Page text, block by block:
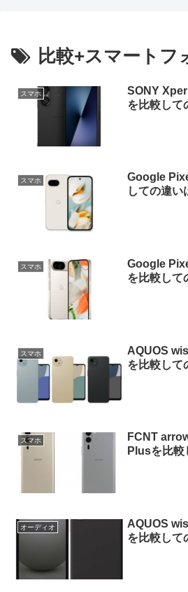
比較+スマートフ
スマホ
SONY
を比較して
スマホ
Google
しての違い
スマホ
Google
を比較して
スマホ
AQUOS
を比較して
スマホ
FCNT
Plusを比較
オーディオ
AQUOS
を比較して